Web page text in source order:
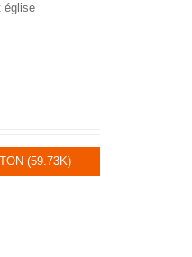
église
(59.73K)